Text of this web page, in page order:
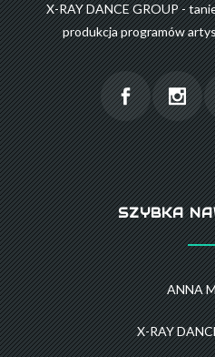
X-RAY DANCE GROUP -
produkcja programów
SZYBKA
ANNA
X-RAY